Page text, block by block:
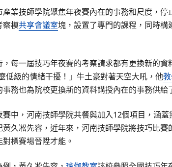
產業技師學院聚焦年夜賽內在的事務和尺度，
察模共享會議室塊，設置了專門的課程，同時
每一屆技巧年夜賽的考察請求都有更換新的
低級的情緒干擾！」牛土豪對著天空大吼，他
務也為院校更換新的資料講授內在的事務供給
中，河南技師學院共餐與加入12個項目，涵
黃久凇先容，近年來，河南技師學院將技巧比
標賽場晉陞才能。